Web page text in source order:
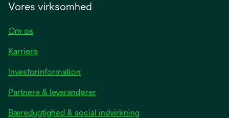
Vores virksomhed
Om os
Karriere
Investorinformation
a
new
Partnere & leverandører
Bæredygtighed & social indvirkning